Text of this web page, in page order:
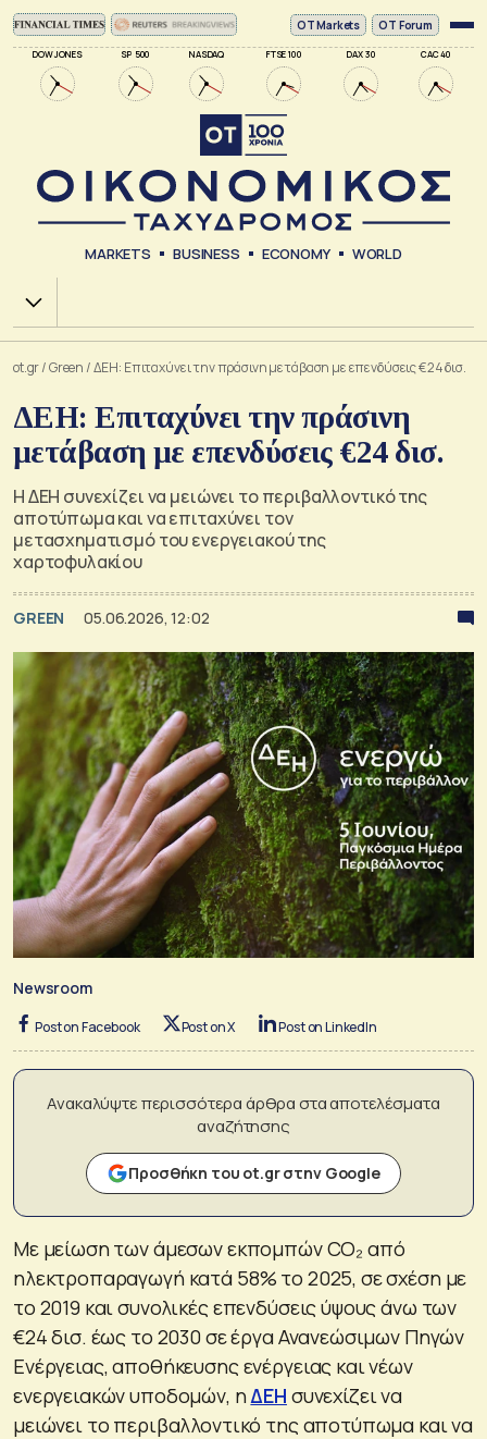
DOW JONES SP 500 NASDAQ FTSE 100 DAX 30 CAC 40
ΟΤ Markets OT Forum
MARKETS BUSINESS ECONOMY WORLD
Χ.Α.
ot.gr/Green /ΔΕΗ: Επιταχύνει την πράσινη μετάβαση με επενδύσεις €24 δισ.
ΔΕΗ: Επιταχύνει την πράσινη
μετάβαση με επενδύσεις €24 δισ.
Η ΔΕΗ συνεχίζει να μειώνει το περιβαλλοντικό της
αποτύπωμα και να επιταχύνει τον
μετασχηματισμό του ενεργειακού της
χαρτοφυλακίου
GREEN 05.06.2026, 12:02
Newsroom
Post on Facebook Post on X Post on LinkedIn
Ανακαλύψτε περισσότερα άρθρα στα αποτελέσματα
αναζήτησης
Προσθήκη του ot.gr στην Google
Με μείωση των άμεσων εκπομπών CO₂ από
ηλεκτροπαραγωγή κατά 58% το 2025, σε σχέση με
το 2019 και συνολικές επενδύσεις ύψους άνω των
€24 δισ. έως το 2030 σε έργα Ανανεώσιμων Πηγών
Ενέργειας, αποθήκευσης ενέργειας και νέων
ενεργειακών υποδομών, ηΔΕΗ συνεχίζει να
μειώνει το περιβαλλοντικό της αποτύπωμα και να